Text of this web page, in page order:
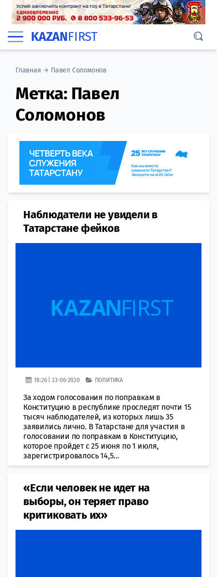
KAZANFIRST
Главная → Павел Соломонов
Метка: Павел
Соломонов
Наблюдатели не увидели в
Татарстане фейков
18:26 | 23-06-2020 ПОЛИТИКА
За ходом голосования по поправкам в
Конституцию в республике проследят почти 15
тысяч наблюдателей, из которых лишь 35
заявились лично. В Татарстане для участия в
голосовании по поправкам в Конституцию,
которое пройдет с 25 июня по 1 июля,
зарегистрировалось 14,5...
«Если человек не идет на
выборы, он теряет право
критиковать их»